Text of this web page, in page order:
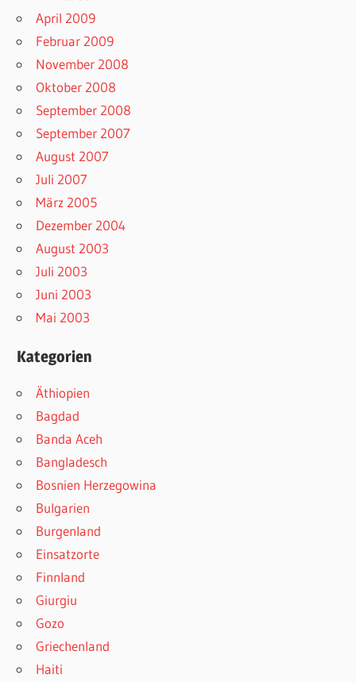
April 2009
Februar 2009
November 2008
Oktober 2008
September 2008
September 2007
August 2007
Juli 2007
März 2005
Dezember 2004
August 2003
Juli 2003
Juni 2003
Mai 2003
Kategorien
Äthiopien
Bagdad
Banda Aceh
Bangladesch
Bosnien Herzegowina
Bulgarien
Burgenland
Einsatzorte
Finnland
Giurgiu
Gozo
Griechenland
Haiti